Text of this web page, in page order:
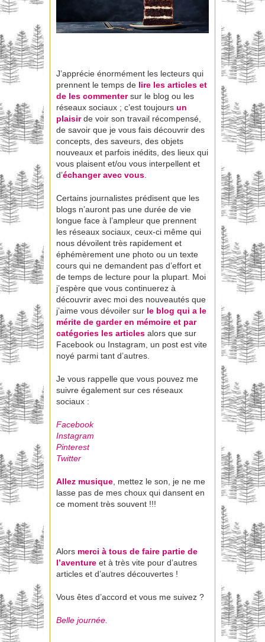
J’apprécie énormément les lecteurs qui
prennent le temps de lire les articles et
de les commenter sur le blog ou les
réseaux sociaux ; c’est toujours un
plaisir de voir son travail récompensé,
de savoir que je vous fais découvrir des
concepts, des saveurs, des objets
nouveaux et parfois inédits, des lieux qui
vous plaisent et/ou vous interpellent et
d’échanger avec vous
Certains journalistes prédisent que les
blogs n’auront pas une durée de vie
longue face à l’ampleur que prennent
les réseaux sociaux, ceux-ci même qui
nous dévoilent très rapidement et
éphémèrement une photo ou un texte
cours qui ne demandent pas d’effort et
de temps de lecture pour la plupart. Moi
j’espère que vous continuerez à
découvrir avec moi des nouveautés que
j’aime vous dévoiler sur le blog qui a le
mérite de garder en mémoire et par
catégories les articles alors que sur
Facebook ou Instagram, un post est vite
noyé parmi tant d’autres.
Je vous rappelle que vous pouvez me
suivre également sur ces réseaux
sociaux :
Facebook
Instagram
Pinterest
Twitter
Allez musique , mettez le son, je ne me
lasse pas de mes choux qui dansent en
ce moment très souvent !!!
Alors merci à tous de faire partie de
l’aventure et à très vite pour d’autres
articles et d’autres découvertes !
Vous êtes d’accord et vous me suivez ?
Belle journée.